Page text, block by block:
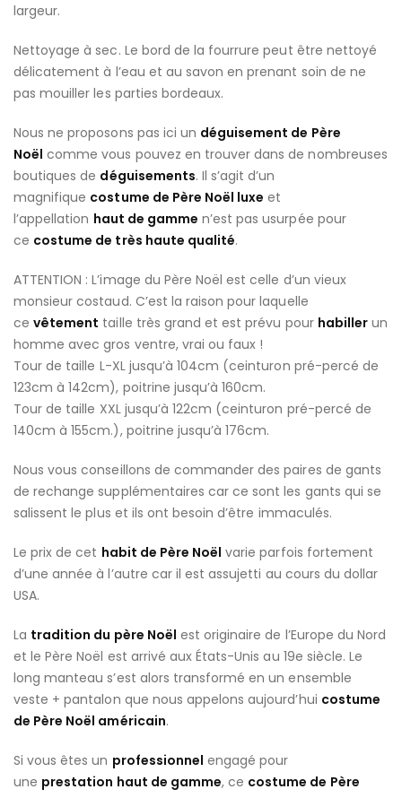
largeur.
Nettoyage à sec. Le bord de la fourrure peut être nettoyé
délicatement à l’eau et au savon en prenant soin de ne
pas mouiller les parties bordeaux.
Nous ne proposons pas ici un déguisement de Père
Noël comme vous pouvez en trouver dans de nombreuses
boutiques de déguisements. Il s’agit d’un
magnifique costume de Père Noël luxe et
l’appellation haut de gamme n’est pas usurpée pour
ce costume de très haute qualité.
ATTENTION : L’image du Père Noël est celle d’un vieux
monsieur costaud. C’est la raison pour laquelle
cevêtement taille très grand et est prévu pour habillerun
homme avec gros ventre, vrai ou faux !
Tour de taille L-XL jusqu’à 104cm (ceinturon pré-percé de
123cm à 142cm), poitrine jusqu’à 160cm.
Tour de taille XXL jusqu’à 122cm (ceinturon pré-percé de
140cm à 155cm.), poitrine jusqu’à 176cm.
Nous vous conseillons de commander des paires de gants
de rechange supplémentaires car ce sont les gants qui se
salissent le plus et ils ont besoin d’être immaculés.
Le prix de cet habit de Père Noël varie parfois fortement
d’une année à l’autre car il est assujetti au cours du dollar
USA.
La tradition du père Noël est originaire de l’Europe du Nord
et le Père Noël est arrivé aux États-Unis au 19e siècle. Le
long manteau s’est alors transformé en un ensemble
veste + pantalon que nous appelons aujourd’hui costume
de Père Noël américain.
Si vous êtes un professionnel engagé pour
une prestation haut de gamme, ce costume de Père